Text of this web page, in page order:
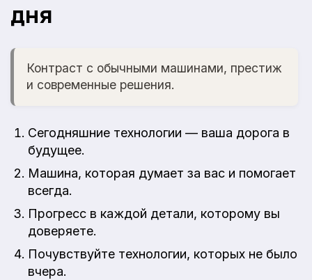
дня
Контраст с обычными машинами, престиж
и современные решения.
Сегодняшние технологии — ваша дорога в
будущее.
Машина, которая думает за вас и помогает
всегда.
Прогресс в каждой детали, которому вы
доверяете.
Почувствуйте технологии, которых не было
вчера.